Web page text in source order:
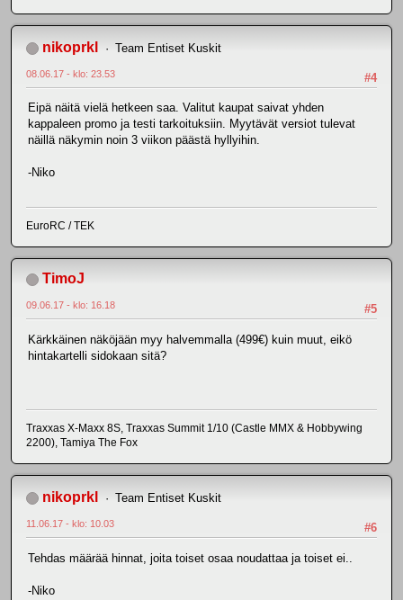
nikoprkl Team Entiset Kuskit
#4
08.06.17 - klo: 23.53
Eipä näitä vielä hetkeen saa. Valitut kaupat saivat yhden
kappaleen promo ja testi tarkoituksiin. Myytävät versiot tulevat
näillä näkymin noin 3 viikon päästä hyllyihin.
-Niko
EuroRC / TEK
TimoJ
#5
09.06.17 - klo: 16.18
Kärkkäinen näköjään myy halvemmalla (499€) kuin muut, eikö
hintakartelli sidokaan sitä?
Traxxas X-Maxx 8S, Traxxas Summit 1/10 (Castle MMX & Hobbywing
2200), Tamiya The Fox
nikoprkl Team Entiset Kuskit
#6
11.06.17 - klo: 10.03
Tehdas määrää hinnat, joita toiset osaa noudattaa ja toiset ei..
-Niko